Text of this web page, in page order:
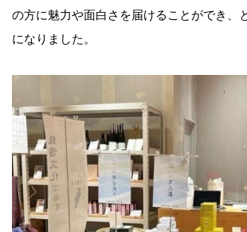
の方に魅力や面白さを届けることができ、
になりました。